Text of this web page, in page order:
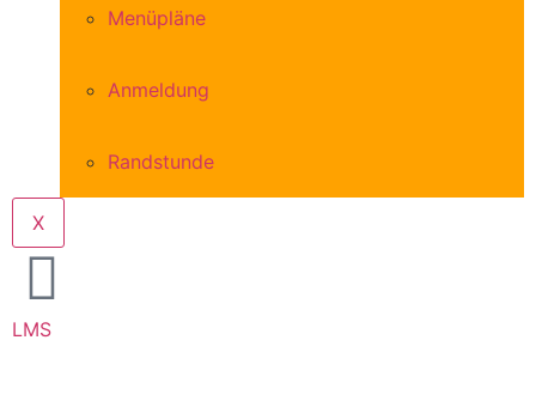
Menüpläne
Anmeldung
Randstunde
X
LMS